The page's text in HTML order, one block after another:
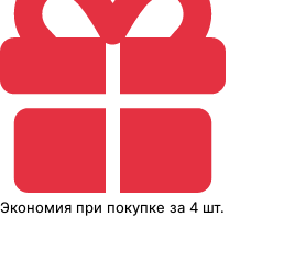
Экономия при покупке за 4 шт.